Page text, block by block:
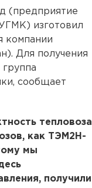
(предприятие
изготовил
компании
Для получения
сообщает
тепловоза
как ТЭМ2Н-
мы
получили